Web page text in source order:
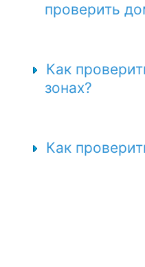
проверить
Как
зонах?
Как